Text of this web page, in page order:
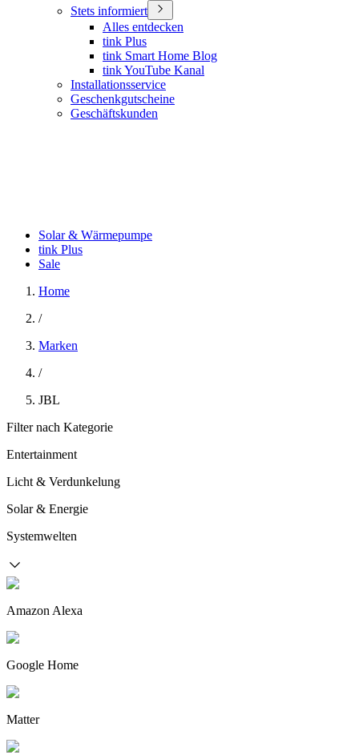
Stets informiert
Alles entdecken
tink Plus
tink Smart Home Blog
tink YouTube Kanal
Installationsservice
Geschenkgutscheine
Geschäftskunden
Solar & Wärmepumpe
tink Plus
Sale
Home
/
Marken
/
JBL
Filter nach Kategorie
Entertainment
Licht & Verdunkelung
Solar & Energie
Systemwelten
Amazon Alexa
Google Home
Matter